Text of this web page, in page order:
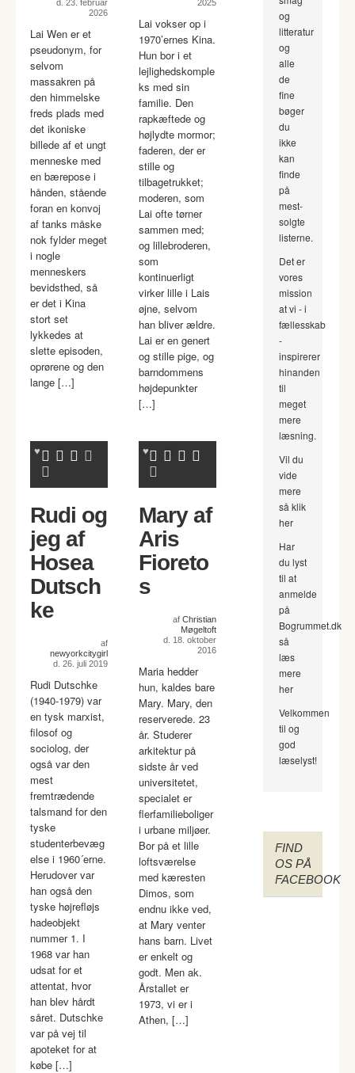
d. 23. februar
2026
Lai Wen er et
pseudonym, for
selvom
massakren på
den himmelske
freds plads med
det ikoniske
billede af et ungt
menneske med
en bærepose i
hånden, stående
foran en konvoj
af tanks måske
nok fylder meget
i nogle
menneskers
bevidsthed, så
er det i Kina
stort set
lykkedes at
slette episoden,
oprørene og den
lange […]
2025
Lai vokser op i
1970’ernes Kina.
Hun bor i et
lejlighedskomple
ks med sin
familie. Den
rapkæftede og
højlydte mormor;
faderen, der er
stille og
tilbagetrukket;
moderen, som
Lai ofte tørner
sammen med;
og lillebroderen,
som
kontinuerligt
virker lille i Lais
øjne, selvom
han bliver ældre.
Lai er en genert
og stille pige, og
barndommens
højdepunkter
[…]
Rudi og
jeg af
Hosea
Dutsch
ke
af
newyorkcitygirl
d. 26. juli 2019
Rudi Dutschke
(1940-1979) var
en tysk marxist,
filosof og
sociolog, der
også var den
mest
fremtrædende
talsmand for den
tyske
studenterbevæg
else i 1960´erne.
Herudover var
han også den
tyske højrefløjs
hadeobjekt
nummer 1. I
1968 var han
udsat for et
attentat, hvor
han blev hårdt
såret. Dutschke
var på vej til
apoteket for at
købe […]
Mary af
Aris
Fioreto
s
af Christian
Møgeltoft
d. 18. oktober
2016
Maria hedder
hun, kaldes bare
Mary. Mary, den
reserverede. 23
år. Studerer
arkitektur på
sidste år ved
universitetet,
specialet er
flerfamilieboliger
i urbane miljøer.
Bor på et lille
loftsværelse
med kæresten
Dimos, som
endnu ikke ved,
at Mary venter
hans barn. Livet
er enkelt og
godt. Men ak.
Årstallet er
1973, vi er i
Athen, […]
og
litteratur
og
alle
de
fine
bøger
du
ikke
kan
finde
på
mest-
solgte
listerne.
Det er
vores
mission
at vi - i
fællesskab
-
inspirerer
hinanden
til
meget
mere
læsning.
Vil du
vide
mere
så klik
her
Har
du lyst
til at
anmelde
på
Bogrummet.dk
så
læs
mere
her
Velkommen
til og
god
læselyst!
FIND
OS PÅ
FACEBOOK